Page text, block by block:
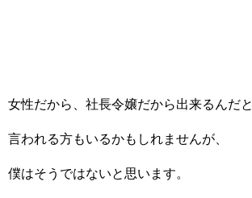
女性だから、社長令嬢だから出来るんだと
言われる方もいるかもしれませんが、
僕はそうではないと思います。